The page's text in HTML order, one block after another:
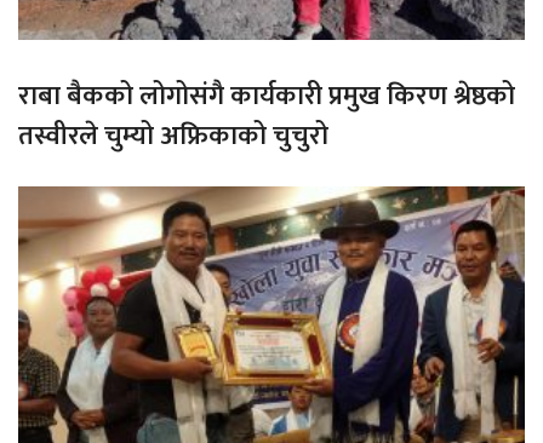
राबा बैकको लोगोसंगै कार्यकारी प्रमुख किरण श्रेष्ठको
तस्वीरले चुम्यो अफ्रिकाको चुचुरो